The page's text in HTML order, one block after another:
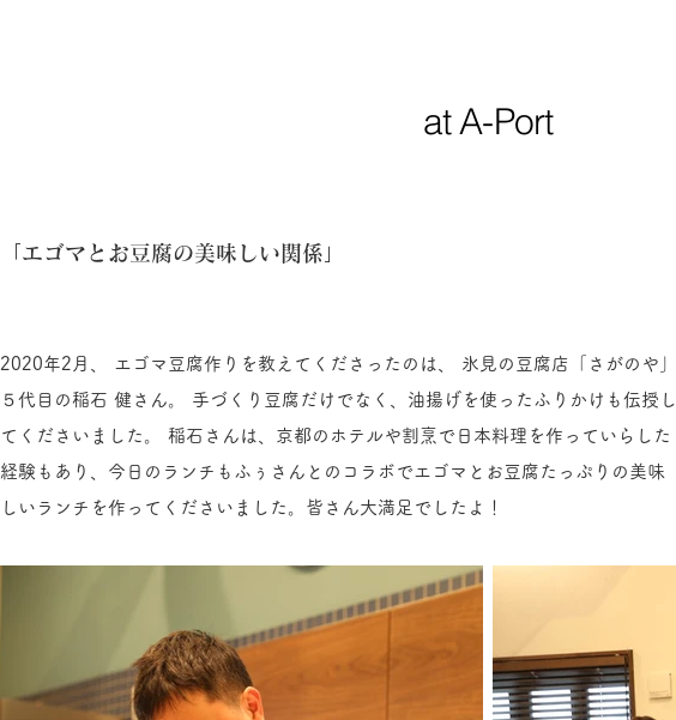
at A-Port
「エゴマとお豆腐の美味しい関係」
2020年2月、 エゴマ豆腐作りを教えてくださったのは、 氷見の豆腐店「さがのや」
５代目の稲石 健さん。 手づくり豆腐だけでなく、油揚げを使ったふりかけも伝授し
てくださいました。 稲石さんは、京都のホテルや割烹で日本料理を作っていらした
経験もあり、今日のランチもふぅさんとのコラボでエゴマとお豆腐たっぷりの美味
しいランチを作ってくださいました。皆さん大満足でしたよ！